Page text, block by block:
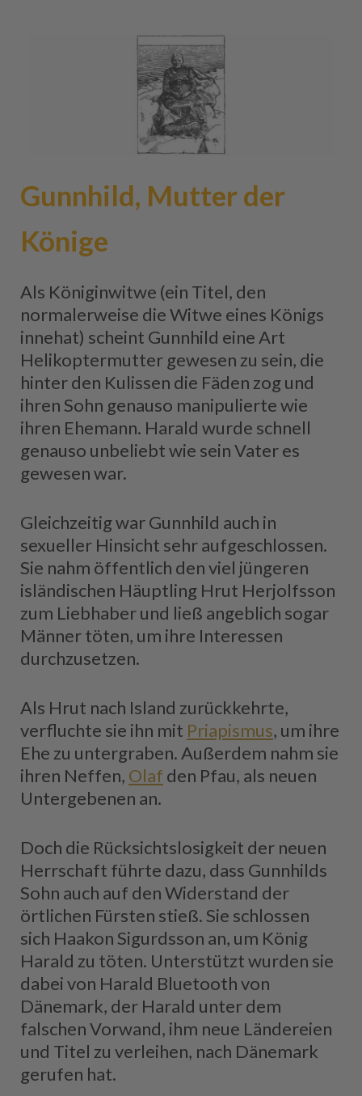
Gunnhild, Mutter der
Könige
Als Königinwitwe (ein Titel, den
normalerweise die Witwe eines Königs
innehat) scheint Gunnhild eine Art
Helikoptermutter gewesen zu sein, die
hinter den Kulissen die Fäden zog und
ihren Sohn genauso manipulierte wie
ihren Ehemann. Harald wurde schnell
genauso unbeliebt wie sein Vater es
gewesen war.
Gleichzeitig war Gunnhild auch in
sexueller Hinsicht sehr aufgeschlossen.
Sie nahm öffentlich den viel jüngeren
isländischen Häuptling Hrut Herjolfsson
zum Liebhaber und ließ angeblich sogar
Männer töten, um ihre Interessen
durchzusetzen.
Als Hrut nach Island zurückkehrte,
verfluchte sie ihn mit Priapismus, um ihre
Ehe zu untergraben. Außerdem nahm sie
ihren Neffen, Olaf den Pfau, als neuen
Untergebenen an.
Doch die Rücksichtslosigkeit der neuen
Herrschaft führte dazu, dass Gunnhilds
Sohn auch auf den Widerstand der
örtlichen Fürsten stieß. Sie schlossen
sich Haakon Sigurdsson an, um König
Harald zu töten. Unterstützt wurden sie
dabei von Harald Bluetooth von
Dänemark, der Harald unter dem
falschen Vorwand, ihm neue Ländereien
und Titel zu verleihen, nach Dänemark
gerufen hat.